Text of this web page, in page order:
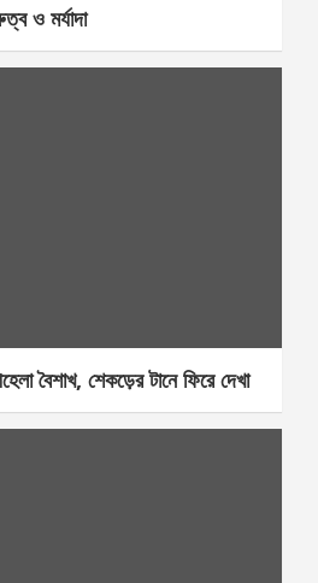
ও মর্যাদা
বৈশাখ, শেকড়ের টানে ফিরে দেখা